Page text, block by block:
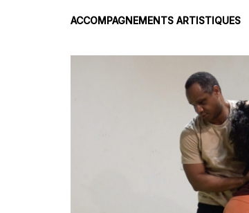
ACCOMPAGNEMENTS ARTISTIQUES